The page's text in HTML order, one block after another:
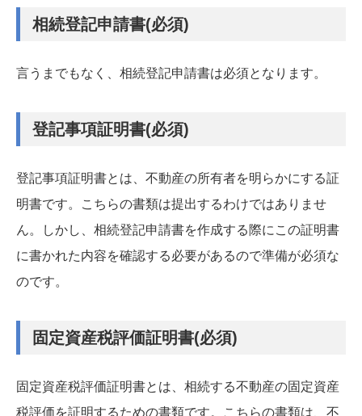
相続登記申請書(必須)
言うまでもなく、相続登記申請書は必須となります。
登記事項証明書(必須)
登記事項証明書とは、不動産の所有者を明らかにする証
明書です。こちらの書類は提出するわけではありませ
ん。しかし、相続登記申請書を作成する際にこの証明書
に書かれた内容を確認する必要があるので準備が必須な
のです。
固定資産税評価証明書(必須)
固定資産税評価証明書とは、相続する不動産の固定資産
税評価を証明するための書類です。こちらの書類は、不